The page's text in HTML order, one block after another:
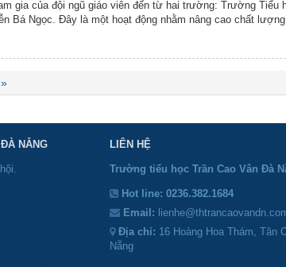
gia của đội ngũ giáo viên đến từ hai trường: Trường Tiểu
Bá Ngọc. Đây là một hoạt động nhằm nâng cao chất
»
NẴNG LIÊN HỆ
Trường tiểu học Trần Cao Vân Đà
Hot line: 0236.382.1684
Email:
Địa chỉ: 16 Hoàng Hoa Thám, Tân
Nẵng